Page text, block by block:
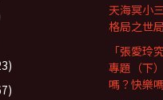
天海冥小
格局之世
「張愛玲
專題（下
嗎？快樂